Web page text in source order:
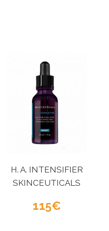
H. A. INTENSIFIER
SKINCEUTICALS
115